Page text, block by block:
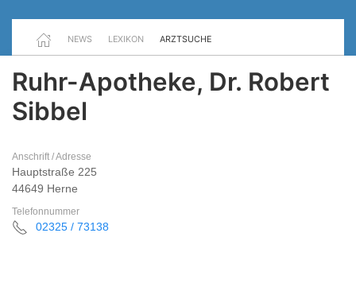
NEWS LEXIKON ARZTSUCHE
Ruhr-Apotheke, Dr. Robert
Sibbel
Anschrift / Adresse
Hauptstraße 225
44649 Herne
Telefonnummer
02325 / 73138